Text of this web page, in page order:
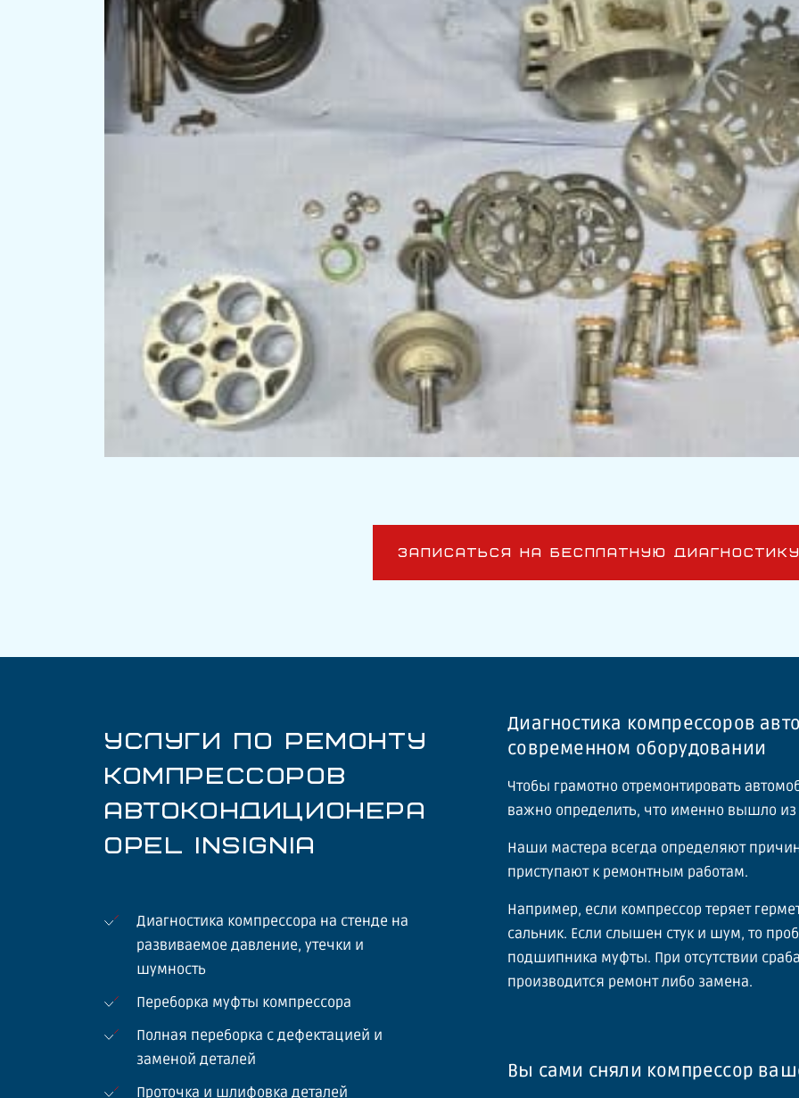
ЗАПИСАТЬСЯ НА БЕСПЛАТНУЮ ДИАГНОСТИКУ
УСЛУГИ ПО РЕМОНТУ
КОМПРЕССОРОВ
АВТОКОНДИЦИОНЕРА
OPEL INSIGNIA
Диагностика компрессора на стенде на
развиваемое давление, утечки и
шумность
Переборка муфты компрессора
Полная переборка с дефектацией и
заменой деталей
Проточка и шлифовка деталей
Диагностика компрессоров
современном оборудовании
Чтобы грамотно отремонтировать
важно определить, что именно вышло из
Наши мастера всегда определяют
приступают к ремонтным работам.
Например, если компрессор теряет
сальник. Если слышен стук и шум, то
подшипника муфты. При отсутствии
производится ремонт либо замена.
Вы сами сняли компрессор